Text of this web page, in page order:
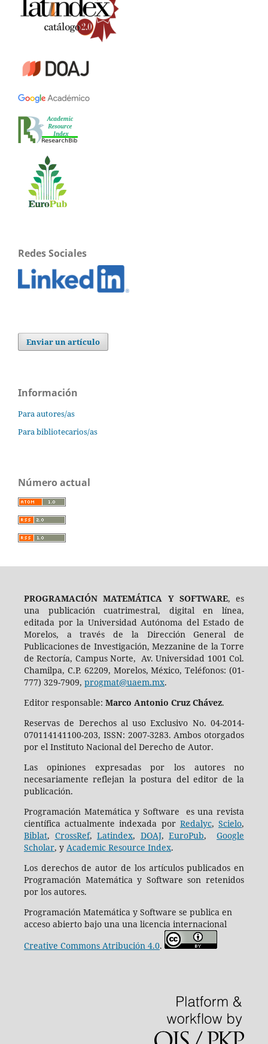
Redes Sociales
Enviar un artículo
Información
Para autores/as
Para bibliotecarios/as
Número actual
PROGRAMACIÓN MATEMÁTICA Y SOFTWARE, es
una publicación cuatrimestral, digital en línea,
editada por la Universidad Autónoma del Estado de
Morelos, a través de la Dirección General de
Publicaciones de Investigación, Mezzanine de la Torre
de Rectoría, Campus Norte, Av. Universidad 1001 Col.
Chamilpa, C.P. 62209, Morelos, México, Teléfonos: (01-
777) 329-7909, progmat@uaem.mx.
Editor responsable: Marco Antonio Cruz Chávez.
Reservas de Derechos al uso Exclusivo No. 04-2014-
070114141100-203, ISSN: 2007-3283. Ambos otorgados
por el Instituto Nacional del Derecho de Autor.
Las opiniones expresadas por los autores no
necesariamente reflejan la postura del editor de la
publicación.
Programación Matemática y Software es una revista
científica actualmente indexada por Redalyc,Scielo,
Biblat, CrossRef,Latindex, DOAJ,EuroPub,Google
Scholar, y Academic Resource Index.
Los derechos de autor de los artículos publicados en
Programación Matemática y Software son retenidos
por los autores.
Programación Matemática y Software se publica en
acceso abierto bajo una una licencia internacional
Creative Commons Atribución 4.0.